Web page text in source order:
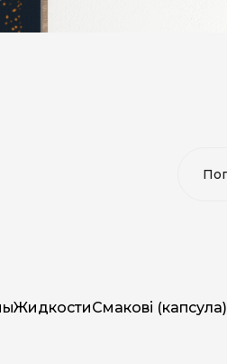
ЖидкостиСмакові (капсула)